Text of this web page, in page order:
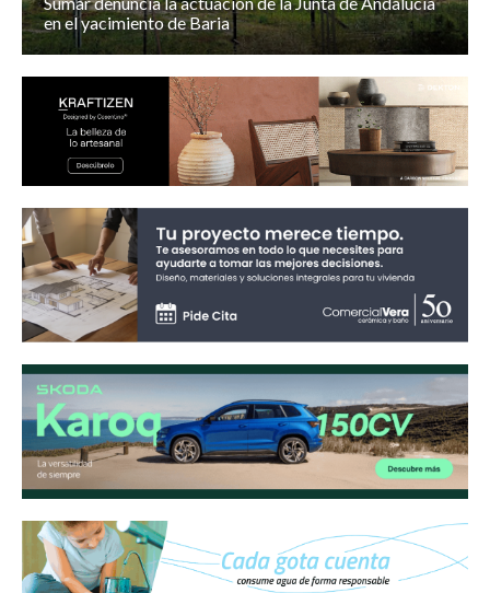
en el yacimiento de Baria